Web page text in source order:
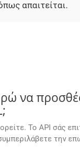
απαιτείται.
να
Το API σάς
την